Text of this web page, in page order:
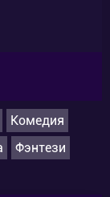
мы
и его
Комедия
Фэнтези